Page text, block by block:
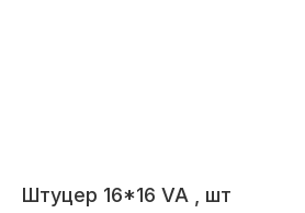
Штуцер 16*16 VA , шт